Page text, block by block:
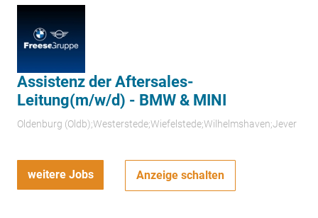
Assistenz der Aftersales-
Leitung(m/w/d) - BMW & MINI
Oldenburg (Oldb);Westerstede;Wiefelstede;Wilhelmshaven;Jever
weitere Jobs Anzeige schalten